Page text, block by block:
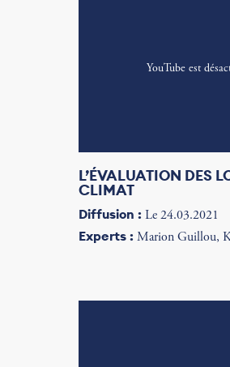
YouTube est
L’ÉVALUATION DES
CLIMAT
Diffusion : Le 24.03.2021
Experts : Marion Guillou,